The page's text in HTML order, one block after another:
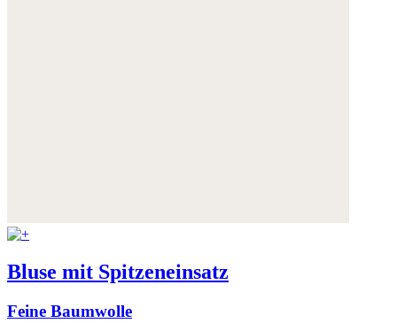
Bluse mit Spitzeneinsatz
Feine Baumwolle